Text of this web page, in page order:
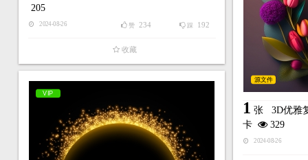
205
2024-08-26 踩 192
赞 234
收藏
源文件
1 张 3D优雅
卡
329
2024-08-26
VIP